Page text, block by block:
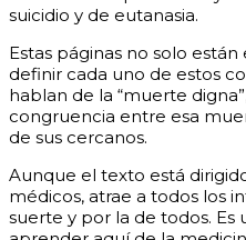
suicidio y de eutanasia.
Estas páginas no solo
definir cada uno de estos
hablan de la “muerte
congruencia entre esa
de sus cercanos.
Aunque el texto está
médicos, atrae a todos los
suerte y por la de todos. Es